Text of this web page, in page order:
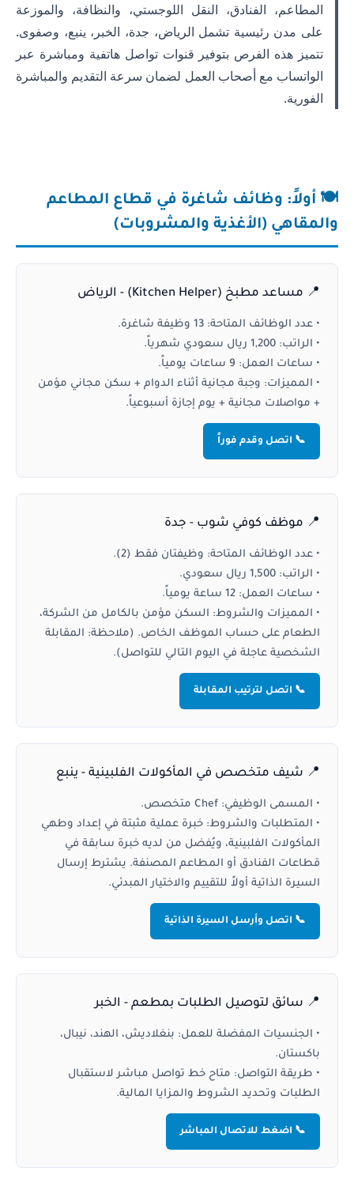
المطاعم، الفنادق، النقل اللوجستي، والنظافة، والموزعة
على مدن رئيسية تشمل الرياض، جدة، الخبر، ينبع، وصفوى.
تتميز هذه الفرص بتوفير قنوات تواصل هاتفية ومباشرة عبر
الواتساب مع أصحاب العمل لضمان سرعة التقديم والمباشرة
الفورية.
🍽️ أولاً: وظائف شاغرة في قطاع المطاعم
والمقاهي (الأغذية والمشروبات)
📍 مساعد مطبخ (Kitchen Helper) - الرياض
• عدد الوظائف المتاحة:
• الراتب:
• ساعات العمل:
• المميزات: وجبة مجانية أثناء الدوام + سكن مجاني مؤمن
+ مواصلات مجانية + يوم إجازة أسبوعياً.
📞 اتصل وقدم فوراً
📍 موظف كوفي شوب - جدة
• عدد الوظائف المتاحة: وظيفتان فقط (2).
• الراتب:
• ساعات العمل:
• المميزات والشروط: السكن مؤمن بالكامل من الشركة،
الطعام على حساب الموظف الخاص. (ملاحظة: المقابلة
الشخصية عاجلة في اليوم التالي للتواصل).
📞 اتصل لترتيب المقابلة
📍 شيف متخصص في المأكولات الفلبينية - ينبع
• المسمى الوظيفي:
• المتطلبات والشروط: خبرة عملية مثبتة في إعداد وطهي
المأكولات الفلبينية، ويُفضل من لديه خبرة سابقة في
قطاعات الفنادق أو المطاعم المصنفة. يشترط إرسال
السيرة الذاتية أولاً للتقييم والاختيار المبدئي.
📞 اتصل وأرسل السيرة الذاتية
📍 سائق لتوصيل الطلبات بمطعم - الخبر
• الجنسيات المفضلة للعمل: بنغلاديش، الهند، نيبال،
باكستان.
• طريقة التواصل: متاح خط تواصل مباشر لاستقبال
الطلبات وتحديد الشروط والمزايا المالية.
📞 اضغط للاتصال المباشر